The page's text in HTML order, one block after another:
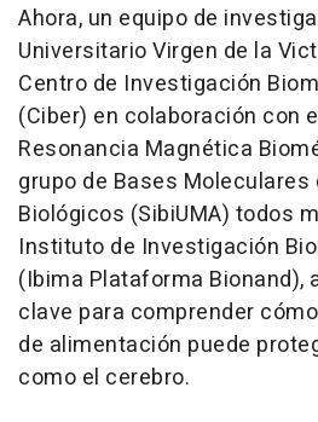
Ahora, un equipo de
Universitario Virgen de la
Centro de Investigación
(Ciber) en colaboración con
Resonancia Magnética
grupo de Bases
Biológicos (SibiUMA) todos
Instituto de Investigación
(Ibima Plataforma Bionand),
clave para comprender
de alimentación puede
como el cerebro.